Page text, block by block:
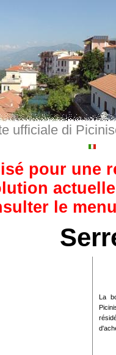
ufficiale di
pour une
le
La